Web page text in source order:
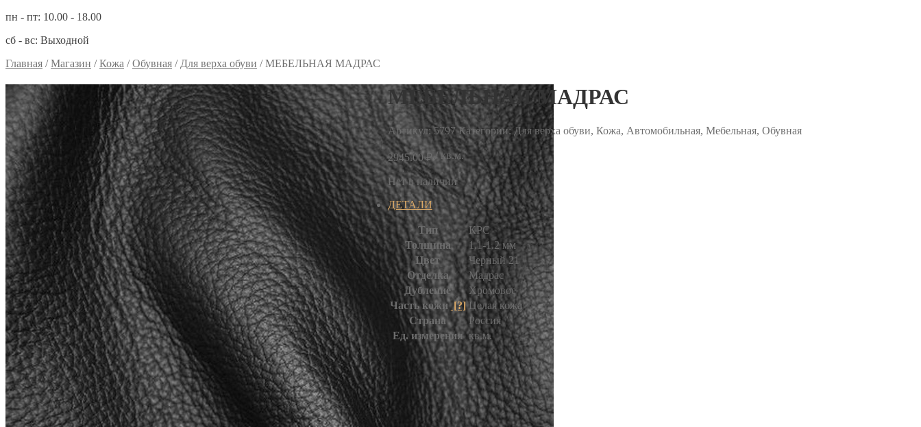
пн - пт: 10.00 - 18.00
сб - вс: Выходной
Главная /Магазин /Кожа /Обувная / Для верха обуви /МЕБЕЛЬНАЯ МАДРАС
МЕБЕЛЬНАЯ МАДРАС
Артикул:5797 Категории: Для верха обуви, Кожа, Автомобильная, Мебельная, Обувная
2945.00₽/ кв.м.
Нет в наличии
ДЕТАЛИ
Тип
КРС
Толщина
1.1-1.2 мм
Цвет
Черный 21
Отделка
Мадрас
Дубление
Хромовое
Часть кожи[?] Целая кожа
Страна
Россия
Ед. измерения кв.м.